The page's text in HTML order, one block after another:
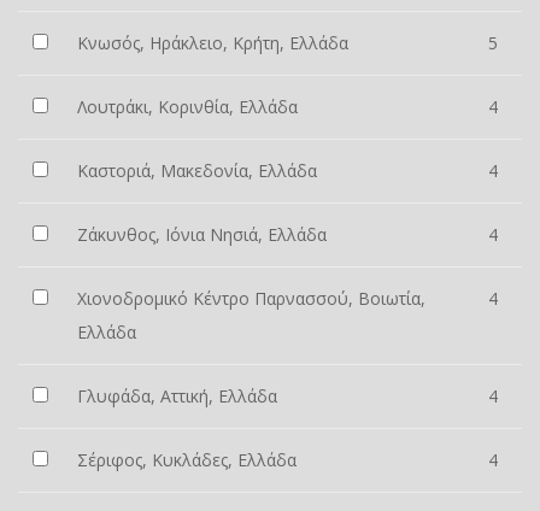
Κνωσός, Ηράκλειο, Κρήτη, Ελλάδα 5
Λουτράκι, Κορινθία, Ελλάδα 4
Καστοριά, Μακεδονία, Ελλάδα 4
Ζάκυνθος, Ιόνια Νησιά, Ελλάδα 4
Χιονοδρομικό Κέντρο Παρνασσού, Βοιωτία,
Ελλάδα
4
Γλυφάδα, Αττική, Ελλάδα 4
Σέριφος, Κυκλάδες, Ελλάδα 4